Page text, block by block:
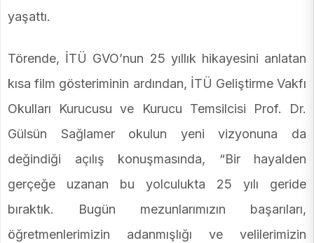
yaşattı.
Törende, İTÜ GVO’nun 25 yıllık hikayesini anlatan
kısa film gösteriminin ardından, İTÜ Geliştirme Vakfı
Okulları Kurucusu ve Kurucu Temsilcisi Prof. Dr.
Gülsün Sağlamer okulun yeni vizyonuna da
değindiği açılış konuşmasında, “Bir hayalden
gerçeğe uzanan bu yolculukta 25 yılı geride
bıraktık. Bugün mezunlarımızın başarıları,
öğretmenlerimizin adanmışlığı ve velilerimizin